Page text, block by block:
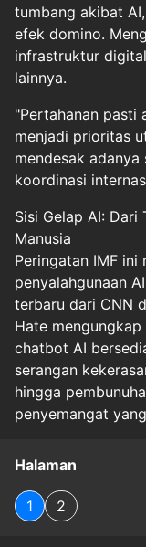
tumbang akibat
efek domino.
infrastruktur
lainnya.
"Pertahanan pasti
menjadi prioritas
mendesak
koordinasi
Sisi Gelap AI: Dari
Manusia
Peringatan IMF
penyalahgunaan
terbaru dari CNN
Hate
chatbot AI
serangan
hingga
penyemangat
Halaman
1 2